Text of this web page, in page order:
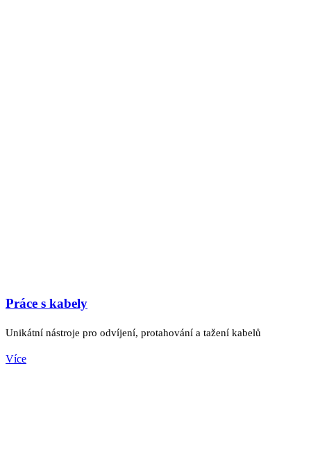
Práce s kabely
Unikátní nástroje pro odvíjení, protahování a tažení kabelů
Více